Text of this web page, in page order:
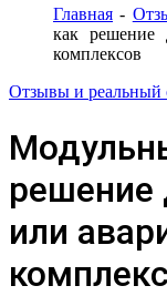
Главная -
как решение
комплексов
Отзывы и реальный
решение
или